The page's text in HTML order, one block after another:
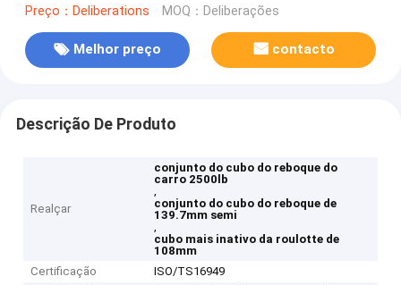
Preço：Deliberations MOQ：Deliberações
Melhor preço contacto
Descrição De Produto
Realçar
conjunto do cubo do reboque do
carro 2500lb
,
conjunto do cubo do reboque de
139.7mm semi
,
cubo mais inativo da roulotte de
108mm
Certificação
ISO/TS16949